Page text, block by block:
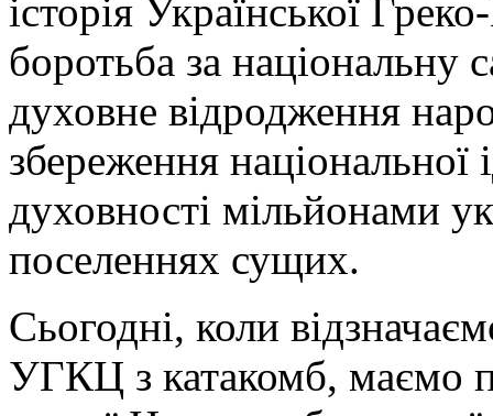
історія Української
боротьба за національну
духовне відродження
збереження національної
духовності мільйонами
поселеннях сущих.
Сьогодні, коли
УГКЦ з катакомб, маємо